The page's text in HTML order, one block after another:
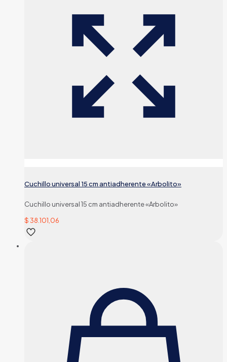
Cuchillo universal 15 cm antiadherente «Arbolito»
Cuchillo universal 15 cm antiadherente «Arbolito»
$38.101,06